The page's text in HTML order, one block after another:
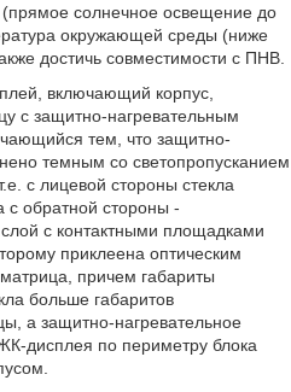
солнечное освещение до
окружающей среды (ниже
достичь совместимости с ПНВ.
включающий корпус,
с защитно-нагревательным
тем, что защитно-
темным со светопропусканием
с лицевой стороны стекла
с обратной стороны -
с контактными площадками
приклеена оптическим
причем габариты
больше габаритов
а защитно-нагревательное
дисплея по периметру блока